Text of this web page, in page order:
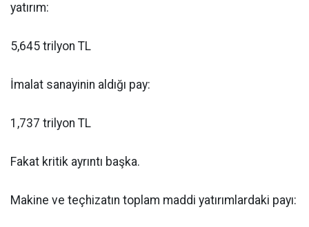
yatırım:
5,645 trilyon TL
İmalat sanayinin aldığı pay:
1,737 trilyon TL
Fakat kritik ayrıntı başka.
Makine ve teçhizatın toplam maddi yatırımlardaki payı: